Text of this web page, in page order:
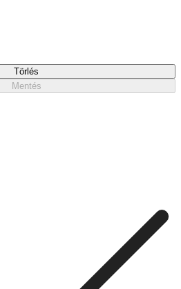
Törlés
Mentés